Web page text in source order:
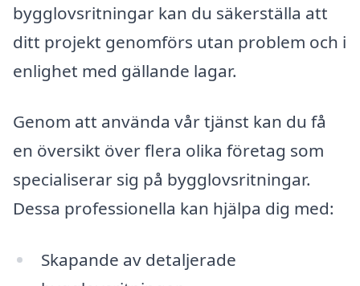
bygglovsritningar kan du säkerställa att
ditt projekt genomförs utan problem och i
enlighet med gällande lagar.
Genom att använda vår tjänst kan du få
en översikt över flera olika företag som
specialiserar sig på bygglovsritningar.
Dessa professionella kan hjälpa dig med:
Skapande av detaljerade